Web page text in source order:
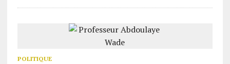
POLITIQUE